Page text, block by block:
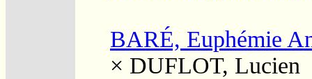
BARÉ, Euphémie
× DUFLOT, Lucien